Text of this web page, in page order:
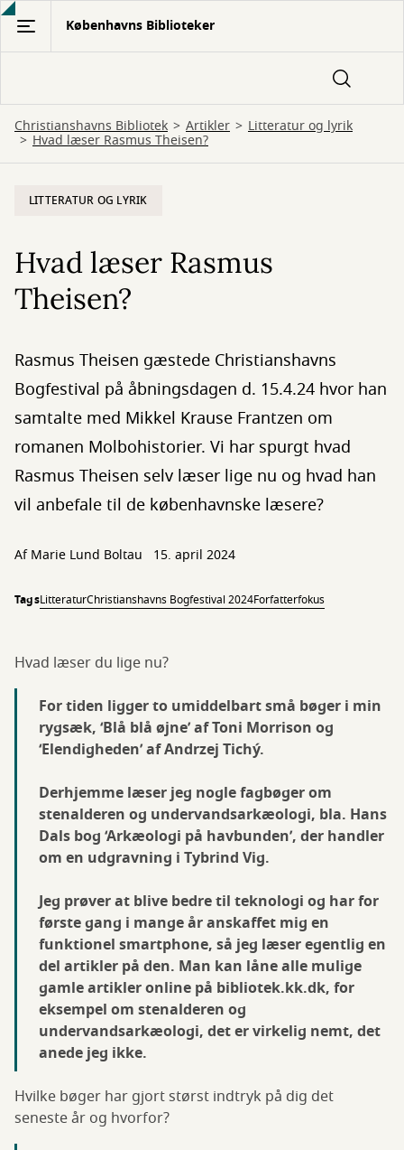
Gå
hovedindhold
Københavns Biblioteker
Christianshavns Bibliotek Artikler Litteratur og lyrik
Hvad læser Rasmus Theisen?
LITTERATUR OG LYRIK
Hvad læser Rasmus
Theisen?
Rasmus Theisen gæstede Christianshavns
Bogfestival på åbningsdagen d. 15.4.24 hvor han
samtalte med Mikkel Krause Frantzen om
romanen Molbohistorier. Vi har spurgt hvad
Rasmus Theisen selv læser lige nu og hvad han
vil anbefale til de københavnske læsere?
AfMarie Lund Boltau 15. april 2024
TagsLitteraturChristianshavns Bogfestival 2024Forfatterfokus
Hvad læser du lige nu?
For tiden ligger to umiddelbart små bøger i min
rygsæk, ‘Blå blå øjne’ af Toni Morrison og
‘Elendigheden’ af Andrzej Tichý.
Derhjemme læser jeg nogle fagbøger om
stenalderen og undervandsarkæologi, bla. Hans
Dals bog ‘Arkæologi på havbunden’, der handler
om en udgravning i Tybrind Vig.
Jeg prøver at blive bedre til teknologi og har for
første gang i mange år anskaffet mig en
funktionel smartphone, så jeg læser egentlig en
del artikler på den. Man kan låne alle mulige
gamle artikler online på bibliotek.kk.dk, for
eksempel om stenalderen og
undervandsarkæologi, det er virkelig nemt, det
anede jeg ikke.
Hvilke bøger har gjort størst indtryk på dig det
seneste år og hvorfor?